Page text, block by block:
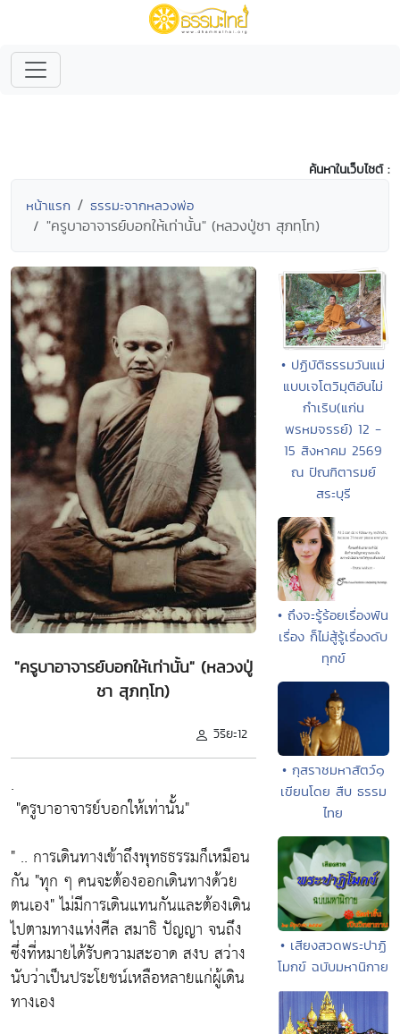
ค้นหาในเว็บไซต์ :
หน้าแรก ธรรมะจากหลวงพ่อ
"ครูบาอาจารย์บอกให้เท่านั้น" (หลวงปู่ชา สุภทฺโท)
"ครูบาอาจารย์บอกให้เท่านั้น" (หลวงปู่
ชา สุภทฺโท)
วิริยะ12
.
"ครูบาอาจารย์บอกให้เท่านั้น"
" .. การเดินทางเข้าถึงพุทธธรรมก็เหมือน
กัน "ทุก ๆ คนจะต้องออกเดินทางด้วย
ตนเอง"ไม่มีการเดินแทนกันและต้องเดิน
ไปตามทางแห่งศีล สมาธิ ปัญญา จนถึง
ซึ่งที่หมายได้รับความสะอาด สงบ สว่าง
นับว่าเป็นประโยชน์เหลือหลายแก่ผู้เดิน
ทางเอง
• ปฏิบัติธรรมวันแม่
แบบเจโตวิมุติอันไม่
กำเริบ(แก่น
พรหมจรรย์) 12 -
15 สิงหาคม 2569
ณ ปัณฑิตารมย์
สระบุรี
• ถึงจะรู้ร้อยเรื่องพัน
เรื่อง ก็ไม่สู้รู้เรื่องดับ
ทุกข์
• กุสราชมหาสัตว์๑
เขียนโดย สืบ ธรรม
ไทย
• เสียงสวดพระปาฏิ
โมกข์ ฉบับมหานิกาย